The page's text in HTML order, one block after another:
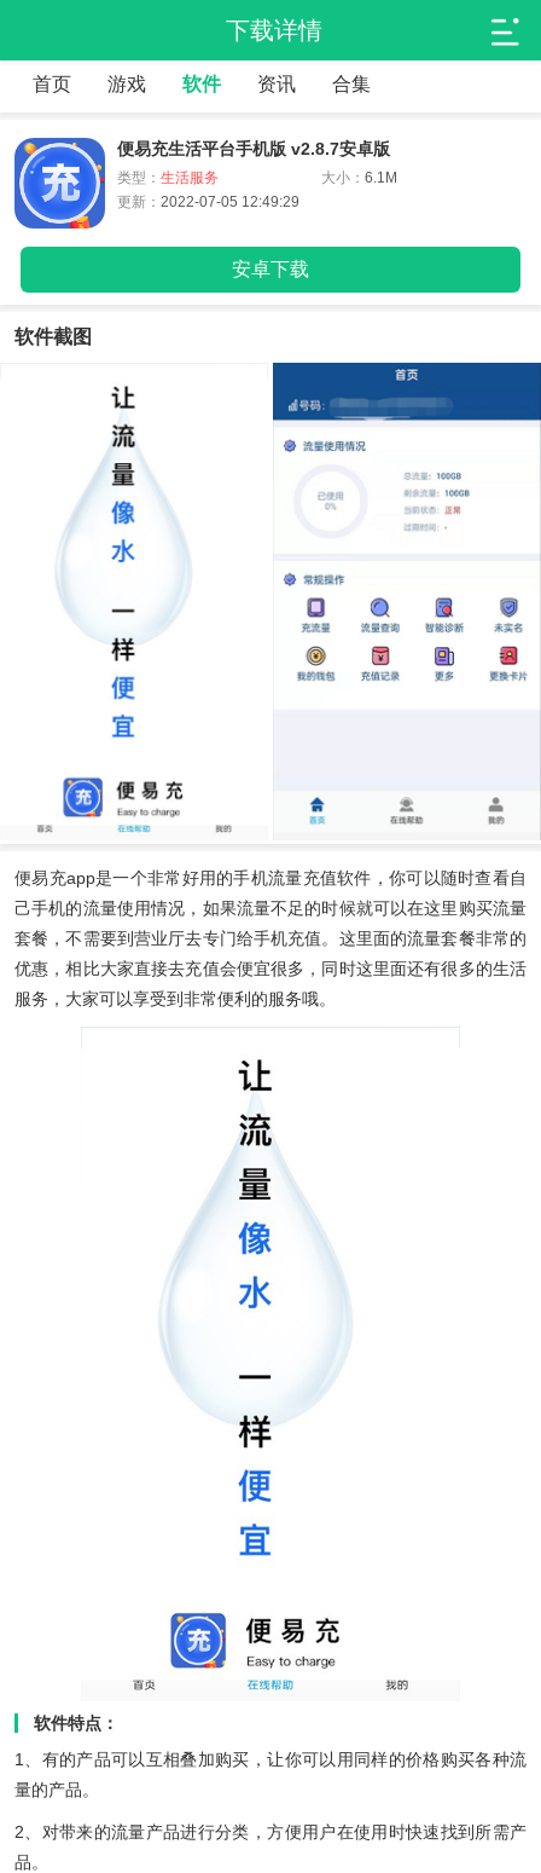
下载详情
首页 游戏 软件 资讯 合集
便易充生活平台手机版 v2.8.7安卓版
类型： 生活服务 大小：6.1M
更新： 2022-07-05 12:49:29
安卓下载
软件截图
便易充app是一个非常好用的手机流量充值软件，你可以随时查看自
己手机的流量使用情况，如果流量不足的时候就可以在这里购买流量
套餐，不需要到营业厅去专门给手机充值。这里面的流量套餐非常的
优惠，相比大家直接去充值会便宜很多，同时这里面还有很多的生活
服务，大家可以享受到非常便利的服务哦。
软件特点：
1、有的产品可以互相叠加购买，让你可以用同样的价格购买各种流
量的产品。
2、对带来的流量产品进行分类，方便用户在使用时快速找到所需产
品。